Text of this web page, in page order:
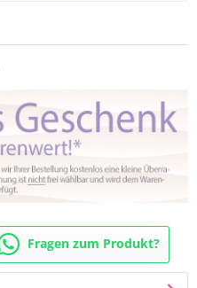
Fragen zum Produkt?